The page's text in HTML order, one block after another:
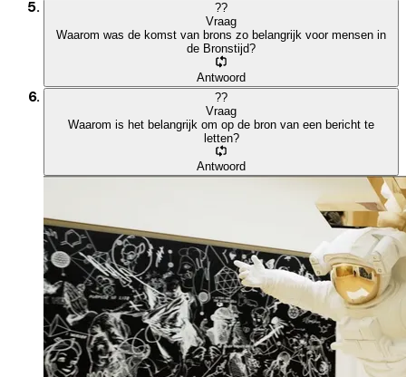
??
Vraag
Waarom was de komst van brons zo belangrijk voor mensen in
de Bronstijd?
Antwoord
??
Vraag
Waarom is het belangrijk om op de bron van een bericht te
letten?
Antwoord